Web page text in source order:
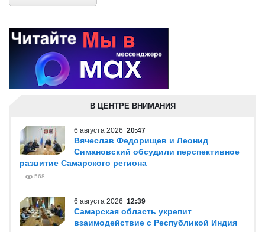
В ЦЕНТРЕ ВНИМАНИЯ
6 августа 2026 20:47
Вячеслав Федорищев и Леонид
Симановский обсудили перспективное
развитие Самарского региона
568
6 августа 2026 12:39
Самарская область укрепит
взаимодействие с Республикой Индия